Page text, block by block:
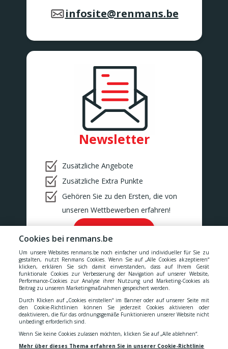
infosite@renmans.be
Newsletter
Zusätzliche Angebote
Zusätzliche Extra Punkte
Gehören Sie zu den Ersten, die von
unseren Wettbewerben erfahren!
Ok!
Unsere Preise verstehen sich inklusive aller Steuern, MwSt.,
Gebühren, Abgaben und Dienstleistungen.
Cookies
- Datenschutzerklärung - Allgemeinen
Geschäftsbedingungen - Erklärung zur Barrierefreiheit
Cookies bei renmans.be
Um unsere Websites renmans.be noch einfacher und individueller für Sie zu
gestalten, nutzt Renmans Cookies. Wenn Sie auf „Alle Cookies akzeptieren“
klicken, erklären Sie sich damit einverstanden, dass auf Ihrem Gerät
funktionale Cookies zur Verbesserung der Navigation auf unserer Website,
Performance-Cookies zur Analyse ihrer Nutzung und Marketing-Cookies als
Beitrag zu unseren Marketingmaßnahmen gespeichert werden.
Durch Klicken auf „Cookies einstellen“ im Banner oder auf unserer Seite mit
den Cookie-Richtlinien können Sie jederzeit Cookies aktivieren oder
deaktivieren, die für das ordnungsgemäße Funktionieren unserer Website nicht
unbedingt erforderlich sind.
Wenn Sie keine Cookies zulassen möchten, klicken Sie auf „Alle ablehnen“.
Mehr über dieses Thema erfahren Sie in unserer Cookie-Richtlinie